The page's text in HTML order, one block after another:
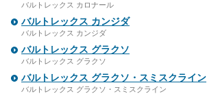
バルトレックス カロナール
バルトレックス カンジダ
バルトレックス カンジダ
バルトレックス グラクソ
バルトレックス グラクソ
バルトレックス グラクソ・スミスクライン
バルトレックス グラクソ・スミスクライン